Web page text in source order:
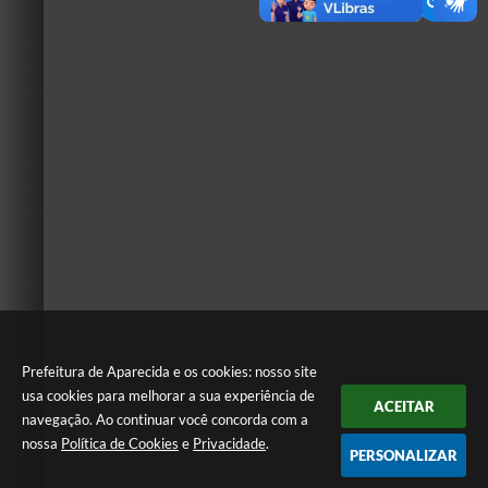
Prefeitura de Aparecida e os cookies: nosso site
usa cookies para melhorar a sua experiência de
navegação. Ao continuar você concorda com a
nossa Política de Cookies e Privacidade.
ACEITAR
PERSONALIZAR